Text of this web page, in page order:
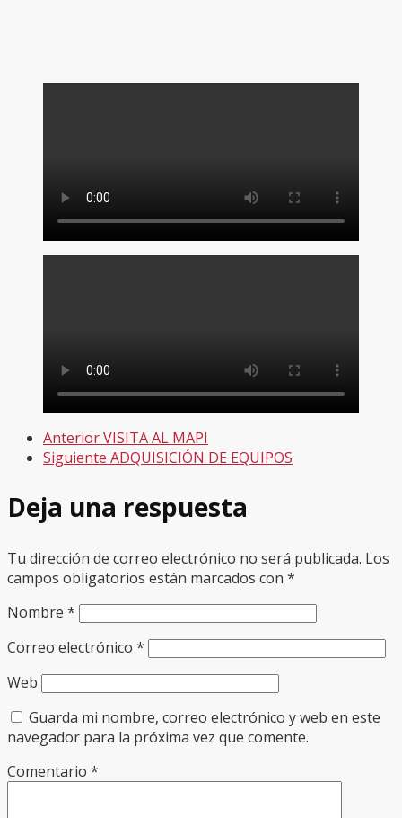
AnteriorVISITA AL MAPI
Siguiente ADQUISICIÓN DE EQUIPOS
Deja una respuesta
Tu dirección de correo electrónico no será publicada. Los
campos obligatorios están marcados con *
Nombre *
Correo electrónico *
Web
Guarda mi nombre, correo electrónico y web en este
navegador para la próxima vez que comente.
Comentario *